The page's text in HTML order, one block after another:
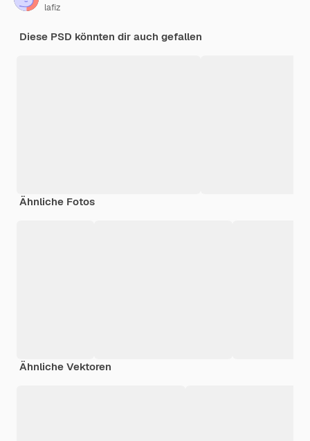
lafiz
Diese PSD könnten dir auch gefallen
Ähnliche Fotos
Ähnliche Vektoren